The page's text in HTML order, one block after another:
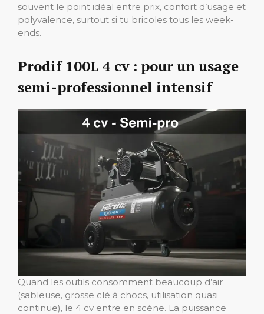
souvent le point idéal entre prix, confort d’usage et
polyvalence, surtout si tu bricoles tous les week-
ends.
Prodif 100L 4 cv : pour un usage
semi-professionnel intensif
Quand les outils consomment beaucoup d’air
(sableuse, grosse clé à chocs, utilisation quasi
continue), le 4 cv entre en scène. La puissance